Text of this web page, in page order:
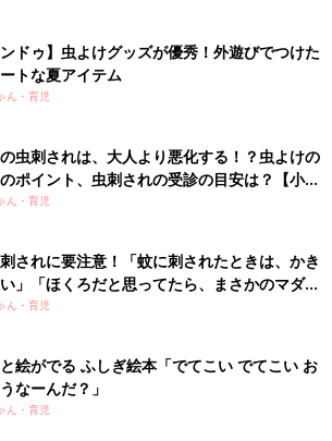
ンドゥ】虫よけグッズが優秀！外遊びでつけた
トな夏アイテム
ん・育児
虫刺されは、大人より悪化する！？虫よけの
ポイント、虫刺されの受診の目安は？【小児
ん・育児
されに要注意！「蚊に刺されたときは、かき
」「ほくろだと思ってたら、まさかのマダ
膚科医】
ん・育児
絵がでる ふしぎ絵本「でてこい でてこい お
なーんだ？」
ん・育児